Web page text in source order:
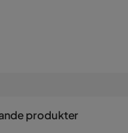
produkter